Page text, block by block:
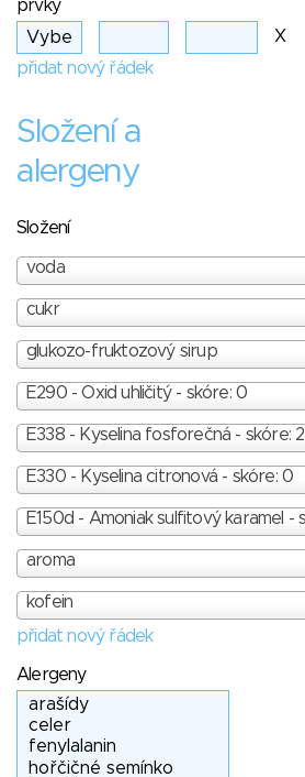
prvky
X
přidat nový řádek
Složení a
alergeny
Složení
voda
cukr
glukozo-fruktozový sirup
E290 - Oxid uhličitý - skóre: 0
E338 - Kyselina fosforečná - skóre: 2
E330 - Kyselina citronová - skóre: 0
aroma
kofein
přidat nový řádek
Alergeny